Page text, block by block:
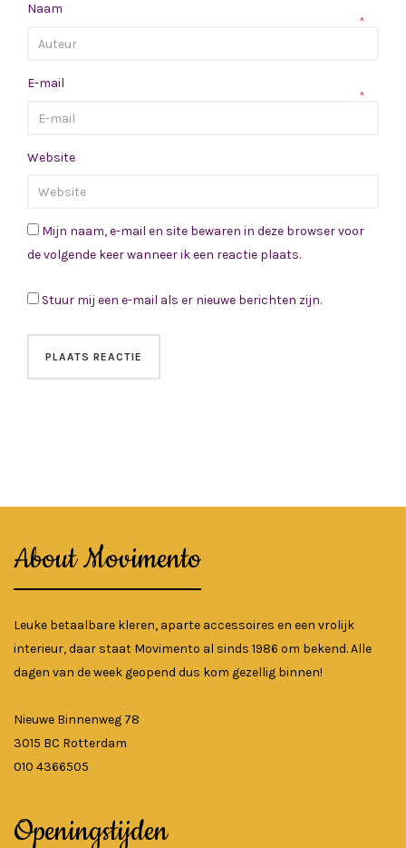
Naam
*
E-mail
*
Website
Mijn naam, e-mail en site bewaren in deze browser voor
de volgende keer wanneer ik een reactie plaats.
Stuur mij een e-mail als er nieuwe berichten zijn.
About Movimento
Leuke betaalbare kleren, aparte accessoires en een vrolijk
interieur, daar staat Movimento al sinds 1986 om bekend. Alle
dagen van de week geopend dus kom gezellig binnen!
Nieuwe Binnenweg 78
3015 BC Rotterdam
010 4366505
Openingstijden